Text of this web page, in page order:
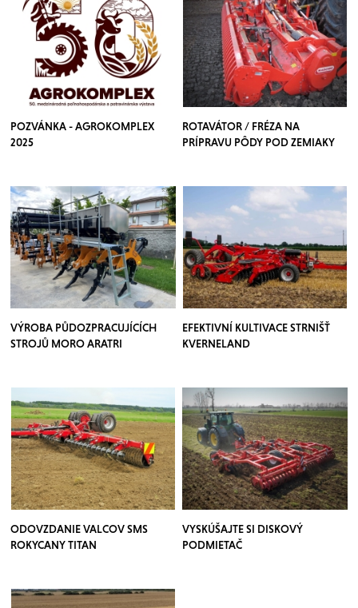
POZVÁNKA - AGROKOMPLEX
2025
ROTAVÁTOR / FRÉZA NA
PRÍPRAVU PÔDY POD ZEMIAKY
VÝROBA PŮDOZPRACUJÍCÍCH
STROJŮ MORO ARATRI
EFEKTIVNÍ KULTIVACE STRNIŠŤ
KVERNELAND
ODOVZDANIE VALCOV SMS
ROKYCANY TITAN
VYSKÚŠAJTE SI DISKOVÝ
PODMIETAČ